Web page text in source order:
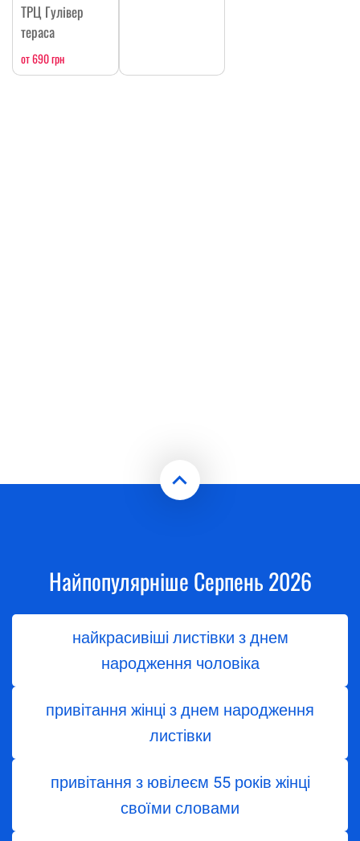
ТРЦ Гулівер
тераса
от 690 грн
Найпопулярніше Серпень 2026
найкрасивіші листівки з днем
народження чоловіка
привітання жінці з днем народження
листівки
привітання з ювілеєм 55 років жінці
своїми словами